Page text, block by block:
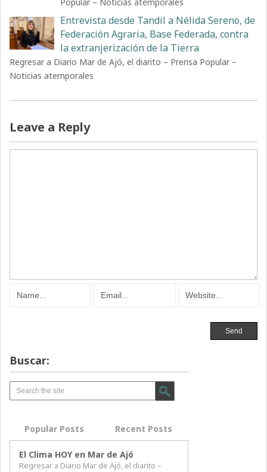
Entrevista desde Tandil a Nélida Sereno, de
Federación Agraria, Base Federada, contra
la extranjerización de la Tierra
Regresar a Diario Mar de Ajó, el diarito – Prensa Popular –
Noticias atemporales
Leave a Reply
Buscar:
Popular Posts Recent Posts
El Clima HOY en Mar de Ajó
Regresar a Diario Mar de Ajó, el diarito –